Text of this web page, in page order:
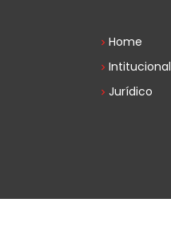
Home
Intitucional
Jurídico